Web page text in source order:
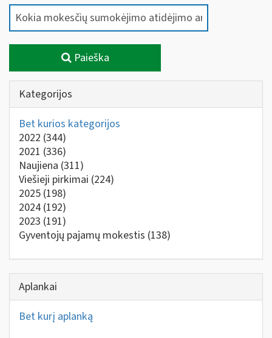
Paieška
Kategorijos
Bet kurios kategorijos
2022 (344)
2021 (336)
Naujiena (311)
Viešieji pirkimai (224)
2025 (198)
2024 (192)
2023 (191)
Gyventojų pajamų mokestis (138)
Aplankai
Bet kurį aplanką